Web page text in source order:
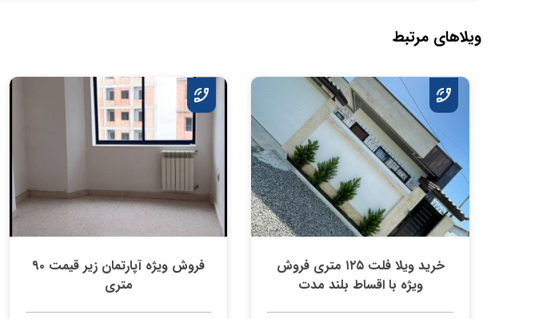
ویلاهای مرتبط
خرید ویلا فلت ۱۲۵ متری فروش
ویژه با اقساط بلند مدت
فروش ویژه آپارتمان زیر قیمت ۹۰
متری